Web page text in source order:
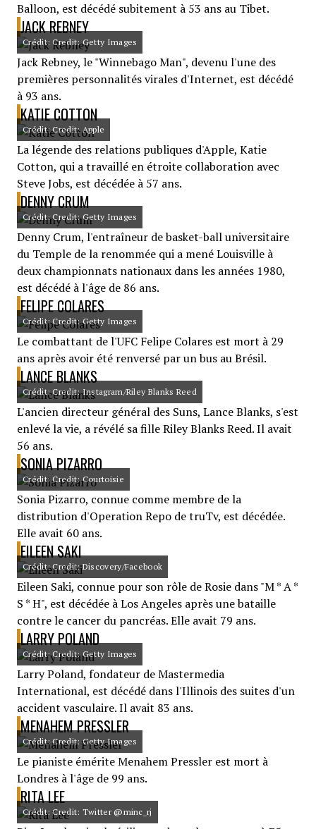
Balloon, est décédé subitement à 53 ans au Tibet.
JACK REBNEY
Crédit: Credit: Getty Images
Jack Rebney, le "Winnebago Man", devenu l'une des
premières personnalités virales d'Internet, est décédé
à 93 ans.
KATIE COTTON
Crédit: Credit: Apple
La légende des relations publiques d'Apple, Katie
Cotton, qui a travaillé en étroite collaboration avec
Steve Jobs, est décédée à 57 ans.
DENNY CRUM
Crédit: Credit: Getty Images
Denny Crum, l'entraîneur de basket-ball universitaire
du Temple de la renommée qui a mené Louisville à
deux championnats nationaux dans les années 1980,
est décédé à l'âge de 86 ans.
FELIPE COLARES
Crédit: Credit: Getty Images
Le combattant de l'UFC Felipe Colares est mort à 29
ans après avoir été renversé par un bus au Brésil.
LANCE BLANKS
Crédit: Credit: Instagram/Riley Blanks Reed
L'ancien directeur général des Suns, Lance Blanks, s'est
enlevé la vie, a révélé sa fille Riley Blanks Reed. Il avait
56 ans.
SONIA PIZARRO
Crédit: Credit: Courtoisie
Sonia Pizarro, connue comme membre de la
distribution d'Operation Repo de truTv, est décédée.
Elle avait 60 ans.
EILEEN SAKI
Crédit: Credit: Discovery/Facebook
Eileen Saki, connue pour son rôle de Rosie dans "M * A *
S * H", est décédée à Los Angeles après une bataille
contre le cancer du pancréas. Elle avait 79 ans.
LARRY POLAND
Crédit: Credit: Getty Images
Larry Poland, fondateur de Mastermedia
International, est décédé dans l'Illinois des suites d'un
accident vasculaire. Il avait 83 ans.
MENAHEM PRESSLER
Crédit: Credit: Getty Images
Le pianiste émérite Menahem Pressler est mort à
Londres à l'âge de 99 ans.
RITA LEE
Crédit: Credit: Twitter @minc_rj